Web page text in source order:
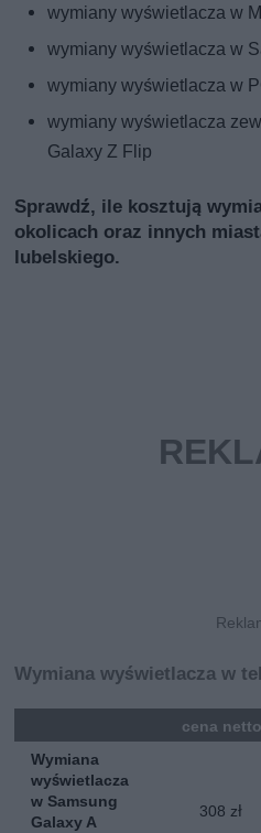
wymiany wyświetlacza w
wymiany wyświetlacza w
wymiany wyświetlacza w
wymiany wyświetlacza
Galaxy Z Flip
Sprawdź, ile kosztują
okolicach oraz innych
lubelskiego.
Wymiana wyświetlacza w
cena netto
Wymiana
wyświetlacza
w Samsung
Galaxy A
308 zł